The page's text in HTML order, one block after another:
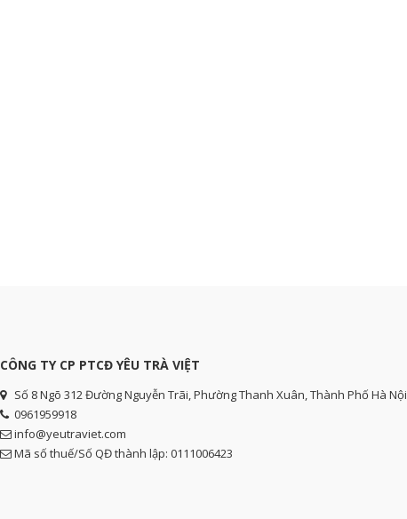
CÔNG TY CP PTCĐ YÊU TRÀ VIỆT
Số 8 Ngõ 312 Đường Nguyễn Trãi, Phường Thanh Xuân, Thành Phố Hà Nội
0961959918
info@yeutraviet.com
Mã số thuế/Số QĐ thành lập: 0111006423